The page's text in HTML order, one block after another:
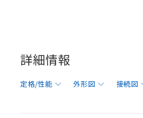
詳細情報
定格/性能 外形図 接続図